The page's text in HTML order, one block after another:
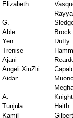
Elizabeth
G.
Able
Brock
Yen
Duffy
Trenise
Ajani
Angeli XiuZhi
Aidan
A.
Knight
Tunjula
Haith
Kamill
Gilbert